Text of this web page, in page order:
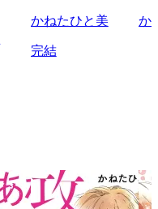
かねたひと美
完結
か